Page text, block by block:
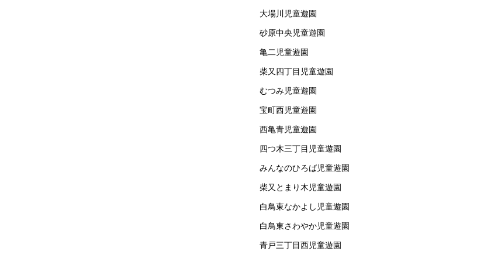
大場川児童遊園
砂原中央児童遊園
亀二児童遊園
柴又四丁目児童遊園
むつみ児童遊園
宝町西児童遊園
西亀青児童遊園
四つ木三丁目児童遊園
みんなのひろば児童遊園
柴又とまり木児童遊園
白鳥東なかよし児童遊園
白鳥東さわやか児童遊園
青戸三丁目西児童遊園